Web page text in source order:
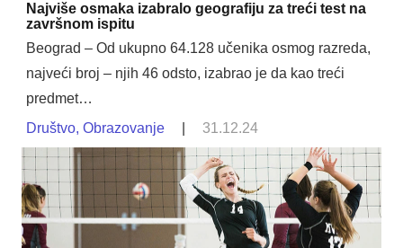
Najviše osmaka izabralo geografiju za treći test na
završnom ispitu
Beograd – Od ukupno 64.128 učenika osmog razreda,
najveći broj – njih 46 odsto, izabrao je da kao treći
predmet…
Društvo, Obrazovanje 31.12.24